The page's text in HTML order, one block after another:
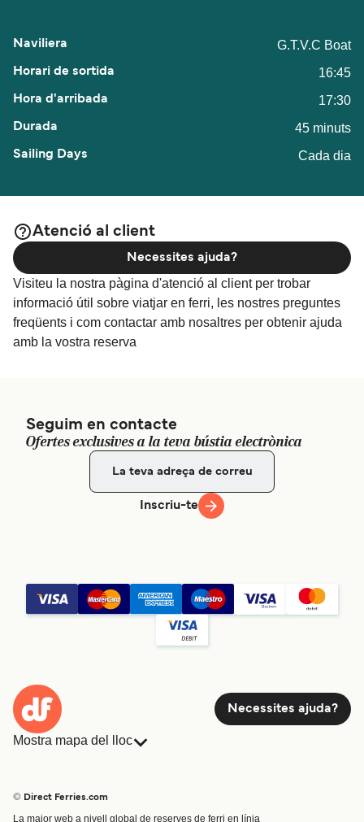
G.T.V.C Boat
16:45
17:30
45 minuts
Cada dia
Atenció al client
Visiteu la nostra pàgina d'atenció al client per trobar
informació útil sobre viatjar en ferri, les nostres preguntes
freqüents i com contactar amb nosaltres per obtenir ajuda
amb la vostra reserva
Necessites ajuda?
Seguim en contacte
Ofertes exclusives a la teva bústia electrònica
Inscriu-te
Necessites ajuda?
Mostra mapa del lloc
Països
© Direct Ferries.com
La major web a nivell global de reserves de ferri en línia